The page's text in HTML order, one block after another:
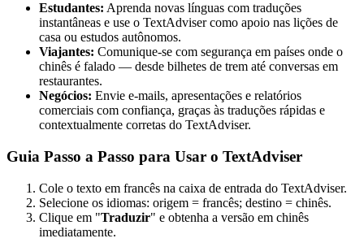
Estudantes: Aprenda novas línguas com traduções
instantâneas e use o TextAdviser como apoio nas lições de
casa ou estudos autônomos.
Viajantes: Comunique-se com segurança em países onde o
chinês é falado — desde bilhetes de trem até conversas em
restaurantes.
Negócios: Envie e-mails, apresentações e relatórios
comerciais com confiança, graças às traduções rápidas e
contextualmente corretas do TextAdviser.
Guia Passo a Passo para Usar o TextAdviser
Cole o texto em francês na caixa de entrada do TextAdviser.
Selecione os idiomas: origem = francês; destino = chinês.
Clique em "Traduzir" e obtenha a versão em chinês
imediatamente.